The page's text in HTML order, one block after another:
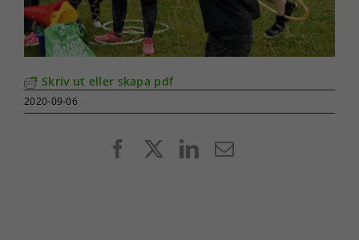
Skriv ut eller skapa pdf
2020-09-06
FacebookLinkedIn
E-